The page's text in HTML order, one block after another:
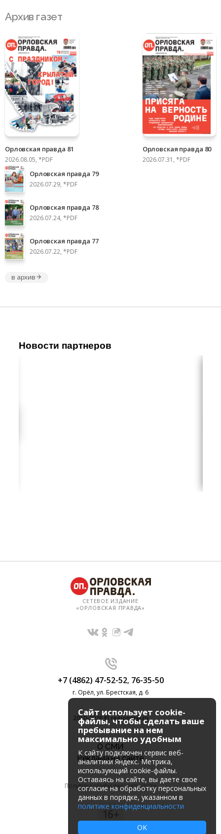
Архив газет
Орловская правда 81
2026.08.05, *PDF
Орловская правда 80
2026.07.31, *PDF
Орловская правда 79
2026.07.29, *PDF
Орловская правда 78
2026.07.24, *PDF
Орловская правда 77
2026.07.22, *PDF
в архив
Новости партнеров
СЕТЕВОЕ ИЗДАНИЕ
«ОРЛОВСКАЯ ПРАВДА»
+7 (4862) 47-52-52, 76-35-50
г. Орёл, ул. Брестская, д. 6
2010-2026 © regionorel.ru
О СМИ
Реклама на сайте
Политика конфиденциальности
16+
Сайт использует cookie-
файлы, чтобы сделать ваше
пребывание на нем
максимально удобным
К cайту подключен сервис веб-
аналитики Яндекс. Метрика,
использующий cookie-файлы.
Оставаясь на сайте, вы даете свое
согласие на обработку персональных
данных в порядке, указанном в
политике конфиденциальности
OK